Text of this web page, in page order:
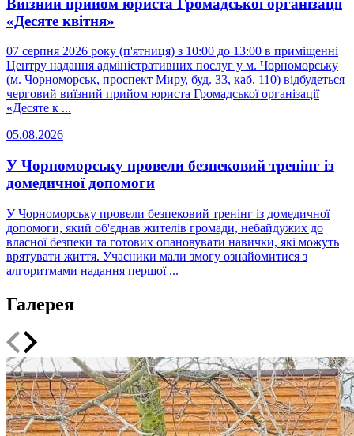
«Десяте квітня»
07 серпня 2026 року (п'ятниця) з 10:00 до 13:00 в приміщенні
Центру надання адміністративних послуг у м. Чорноморську
(м. Чорноморськ, проспект Миру, буд. 33, каб. 110) відбудеться
черговий виїзний прийом юриста Громадської організації
«Десяте к ...
05.08.2026
У Чорноморську провели безпековий тренінг із
домедичної допомоги
У Чорноморську провели безпековий тренінг із домедичної
допомоги, який об'єднав жителів громади, небайдужих до
власної безпеки та готових опановувати навички, які можуть
врятувати життя. Учасники мали змогу ознайомитися з
алгоритмами надання першої ...
Галерея